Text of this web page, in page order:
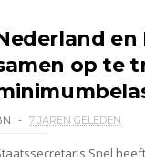
en
op te
7 JAREN GELEDEN
Snel